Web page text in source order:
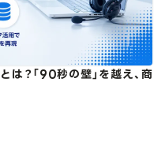
は？「90秒の壁」を越え、商